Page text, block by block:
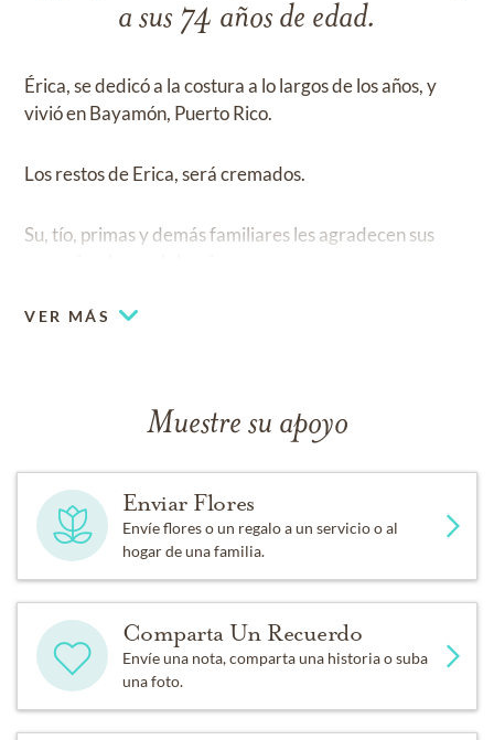
a sus 74 años de edad.
Érica, se dedicó a la costura a lo largos de los años, y
vivió en Bayamón, Puerto Rico.
Los restos de Erica, será cremados.
Su, tío, primas y demás familiares les agradecen sus
VER MÁS
Muestre su apoyo
Enviar Flores
Envíe flores o un regalo a un servicio o al
hogar de una familia.
Comparta Un Recuerdo
Envíe una nota, comparta una historia o suba
una foto.